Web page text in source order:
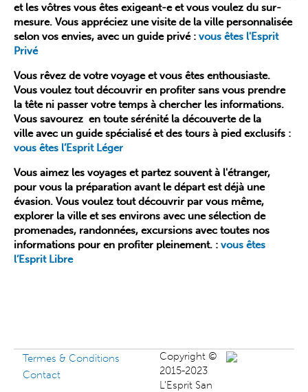
et les vôtres vous êtes exigeant-e et vous voulez du sur-
mesure. Vous appréciez une visite de la ville personnalisée
selon vos envies, avec un guide privé : vous êtes l'Esprit
Privé
Vous rêvez de votre voyage et vous êtes enthousiaste.
Vous voulez tout découvrir en profiter sans vous prendre
la tête ni passer votre temps à chercher les informations.
Vous savourez en toute sérénité la découverte de la
ville avec un guide spécialisé et des tours à pied exclusifs :
vous êtes l’Esprit Léger
Vous aimez les voyages et partez souvent à l'étranger,
pour vous la préparation avant le départ est déjà une
évasion. Vous voulez tout découvrir par vous même,
explorer la ville et ses environs avec une sélection de
promenades, randonnées, excursions avec toutes nos
informations pour en profiter pleinement. : vous êtes
l’Esprit Libre
Termes & Conditions
Contact
Copyright ©
2015-2023
L'Esprit San